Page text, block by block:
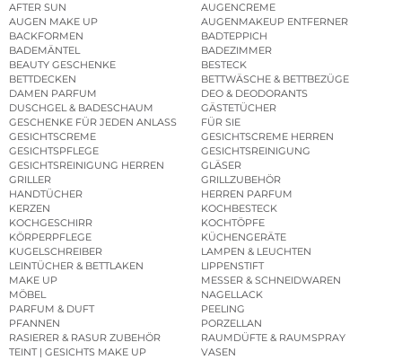
AFTER SUN
AUGENCREME
AUGEN MAKE UP
AUGENMAKEUP ENTFERNER
BACKFORMEN
BADTEPPICH
BADEMÄNTEL
BADEZIMMER
BEAUTY GESCHENKE
BESTECK
BETTDECKEN
BETTWÄSCHE & BETTBEZÜGE
DAMEN PARFUM
DEO & DEODORANTS
DUSCHGEL & BADESCHAUM
GÄSTETÜCHER
GESCHENKE FÜR JEDEN ANLASS
FÜR SIE
GESICHTSCREME
GESICHTSCREME HERREN
GESICHTSPFLEGE
GESICHTSREINIGUNG
GESICHTSREINIGUNG HERREN
GLÄSER
GRILLER
GRILLZUBEHÖR
HANDTÜCHER
HERREN PARFUM
KERZEN
KOCHBESTECK
KOCHGESCHIRR
KOCHTÖPFE
KÖRPERPFLEGE
KÜCHENGERÄTE
KUGELSCHREIBER
LAMPEN & LEUCHTEN
LEINTÜCHER & BETTLAKEN
LIPPENSTIFT
MAKE UP
MESSER & SCHNEIDWAREN
MÖBEL
NAGELLACK
PARFUM & DUFT
PEELING
PFANNEN
PORZELLAN
RASIERER & RASUR ZUBEHÖR
RAUMDÜFTE & RAUMSPRAY
TEINT | GESICHTS MAKE UP
VASEN